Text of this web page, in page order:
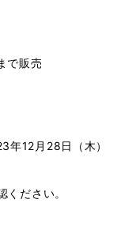
で販売
12月28日（木）
ださい。